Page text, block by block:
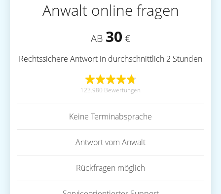
Anwalt online fragen
AB 30 €
Rechtssichere Antwort in durchschnittlich 2 Stunden
123.980 Bewertungen
Keine Terminabsprache
Antwort vom Anwalt
Rückfragen möglich